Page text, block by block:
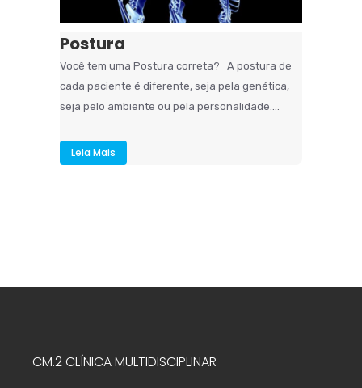
Postura
Você tem uma Postura correta? A postura de
cada paciente é diferente, seja pela genética,
seja pelo ambiente ou pela personalidade....
Leia Mais
CM.2 CLÍNICA MULTIDISCIPLINAR